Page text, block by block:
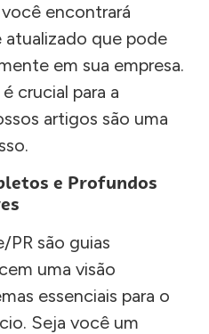
encontrará
que pode
em sua empresa.
crucial para a
artigos são uma
e Profundos
PR são guias
uma visão
essenciais para o
Seja você um